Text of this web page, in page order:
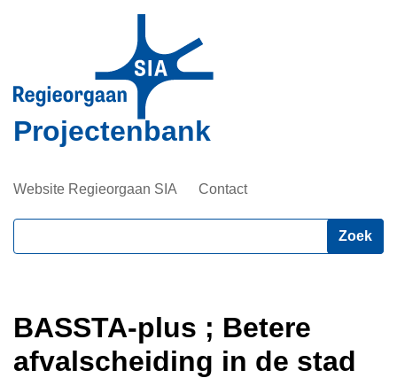
de
inhoud
gaan
Projectenbank
Website Regieorgaan SIA Contact
BASSTA-plus ; Betere
afvalscheiding in de stad